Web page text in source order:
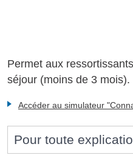
Permet aux
séjour (moins de 3 mois).
Accéder au simulateur
Pour toute